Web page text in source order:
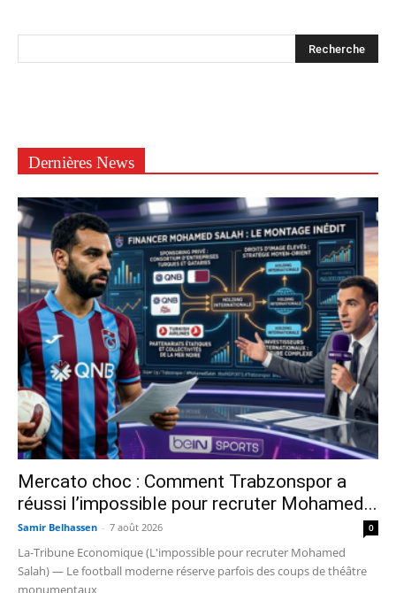
Dernières News
Mercato choc : Comment Trabzonspor a
réussi l’impossible pour recruter Mohamed...
Samir Belhassen - 7 août 2026 0
La-Tribune Economique (L'impossible pour recruter Mohamed
Salah) — Le football moderne réserve parfois des coups de théâtre
monumentaux